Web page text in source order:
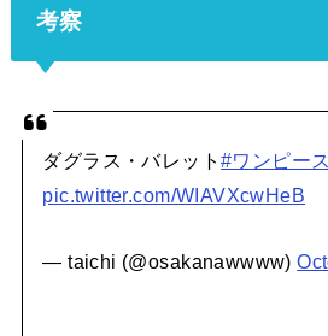
考察
ダグラス・バレット#ワンピース
pic.twitter.com/WIAVXcwHeB
— taichi (@osakanawwww)